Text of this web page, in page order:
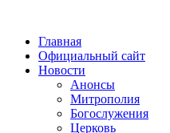
Главная
Официальный сайт
Новости
Анонсы
Митрополия
Богослужения
Церковь